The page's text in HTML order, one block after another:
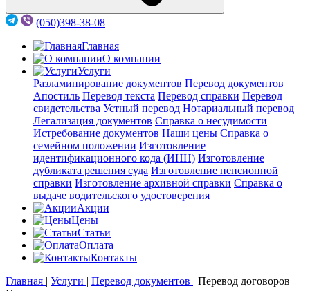
(050)398-38-08
Главная
О компании
Услуги
Разламинирование документов Перевод документов
Апостиль Перевод текста Перевод справки Перевод
свидетельства Устный перевод Нотариальный перевод
Легализация документов Справка о несудимости
Истребование документов Наши цены Справка о
семейном положении Изготовление
идентификационного кода (ИНН) Изготовление
дубликата решения суда Изготовление пенсионной
справки Изготовление архивной справки Справка о
выдаче водительского удостоверения
Акции
Цены
Статьи
Оплата
Контакты
Главная | Услуги | Перевод документов | Перевод договоров